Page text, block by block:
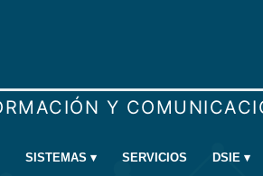
SISTEMAS ▾ SERVICIOS DSIE ▾